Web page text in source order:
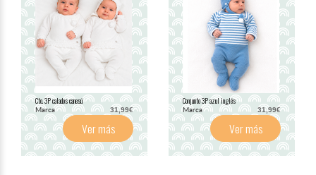
Cto. 3P calados canesú
Marca 31,99€
Ver más
Conjunto 3P azul inglés
Marca 31,99€
Ver más